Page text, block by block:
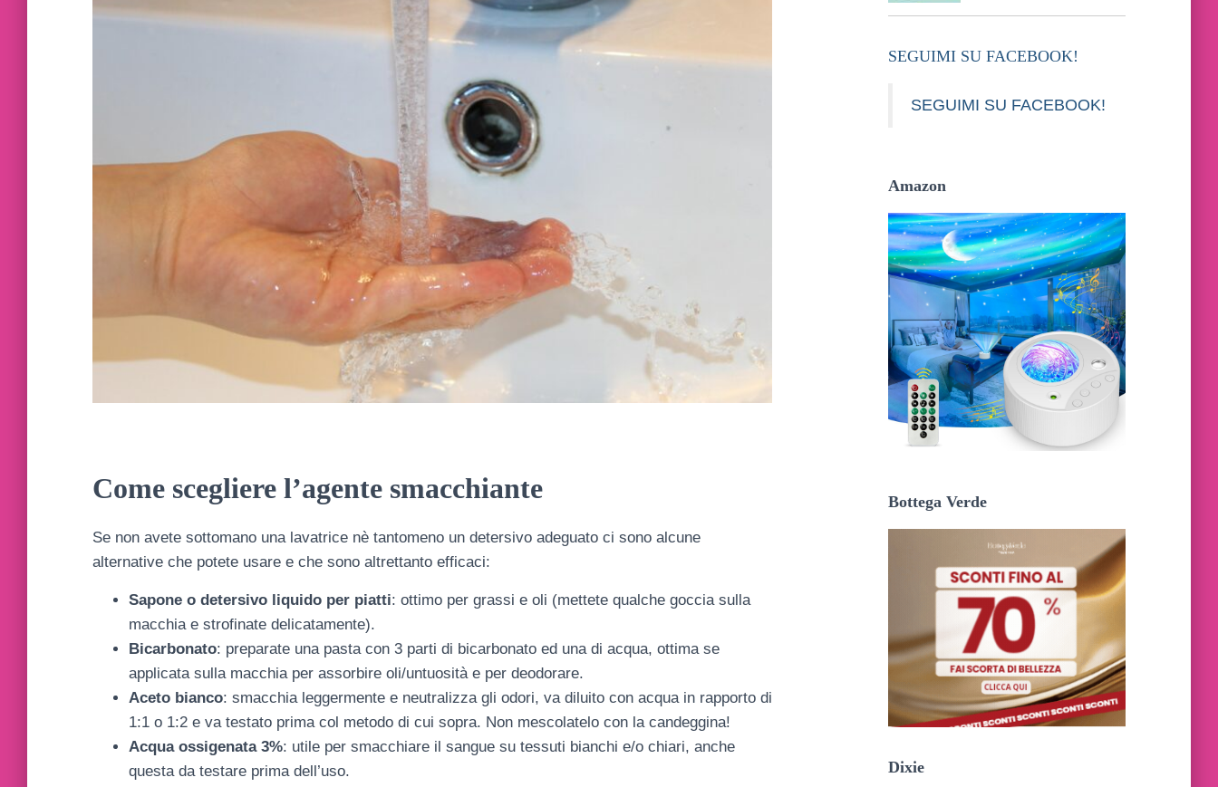
Come scegliere l’agente smacchiante
Se non avete sottomano una lavatrice nè tantomeno un detersivo adeguato ci sono alcune
alternative che potete usare e che sono altrettanto efficaci:
Sapone o detersivo liquido per piatti: ottimo per grassi e oli (mettete qualche goccia sulla
macchia e strofinate delicatamente).
Bicarbonato: preparate una pasta con 3 parti di bicarbonato ed una di acqua, ottima se
applicata sulla macchia per assorbire oli/untuosità e per deodorare.
Aceto bianco: smacchia leggermente e neutralizza gli odori, va diluito con acqua in rapporto di
1:1 o 1:2 e va testato prima col metodo di cui sopra. Non mescolatelo con la candeggina!
Acqua ossigenata 3%: utile per smacchiare il sangue su tessuti bianchi e/o chiari, anche
questa da testare prima dell’uso.
SEGUIMI SU FACEBOOK!
SEGUIMI SU FACEBOOK!
Amazon
Bottega Verde
Dixie